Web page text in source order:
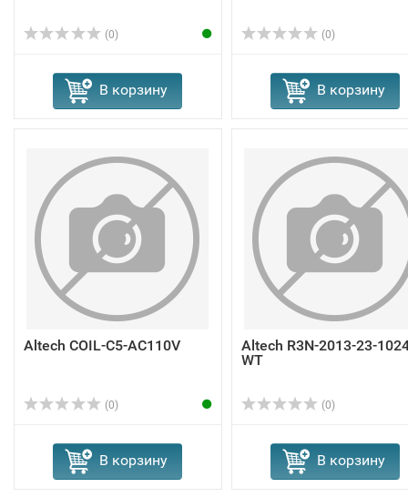
(0)
В корзину
(0)
В корзину
Altech COIL-C5-AC110V
(0)
В корзину
Altech R3N-2013-23-
WT
(0)
В корзину